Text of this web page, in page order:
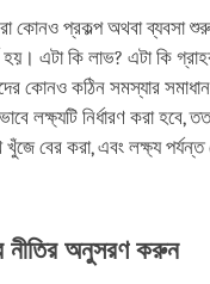
প্রকল্প অথবা ব্যবসা শুরু
এটা কি লাভ? এটা কি
কোনও কঠিন সমস্যার সমাধান
লক্ষ্যটি নির্ধারণ করা হবে,
বের করা, এবং লক্ষ্য
নীতির অনুসরণ করুন